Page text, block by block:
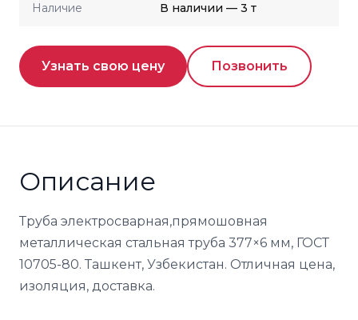
Наличие В наличии — 3 т
Узнать свою цену Позвонить
Описание
Труба электросварная,прямошовная
металлическая стальная труба 377×6 мм, ГОСТ
10705-80. Ташкент, Узбекистан. Отличная цена,
изоляция, доставка.